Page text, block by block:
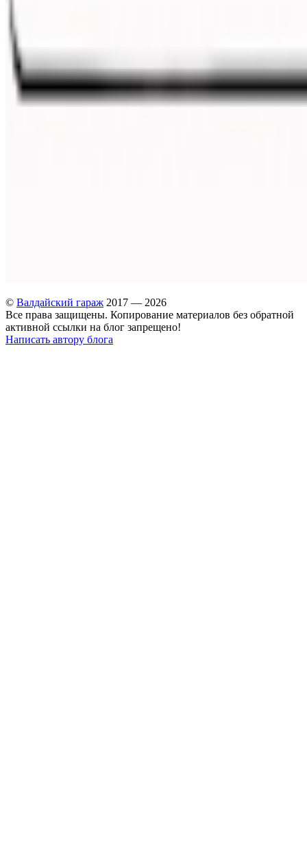
© Валдайский гараж 2017 — 2026
Все права защищены. Копирование материалов без обратной
активной ссылки на блог запрещено!
Написать автору блога